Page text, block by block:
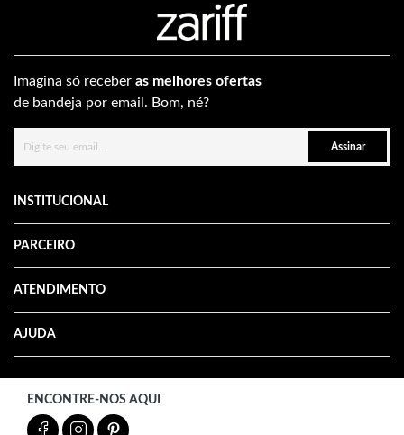
Imagina só receber as melhores ofertas
de bandeja por email. Bom, né?
Assinar
INSTITUCIONAL
PARCEIRO
ATENDIMENTO
AJUDA
ENCONTRE-NOS AQUI